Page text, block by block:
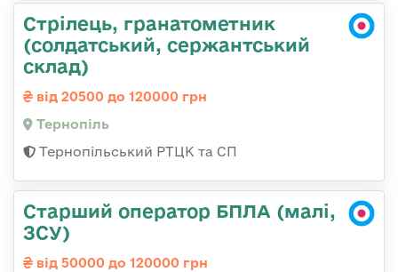
Стрілець, гранатометник
(солдатський, сержантський
склад)
від 20500 до 120000 грн
Тернопіль
Тернопільський РТЦК та СП
Старший оператор БПЛА (малі,
ЗСУ)
від 50000 до 120000 грн